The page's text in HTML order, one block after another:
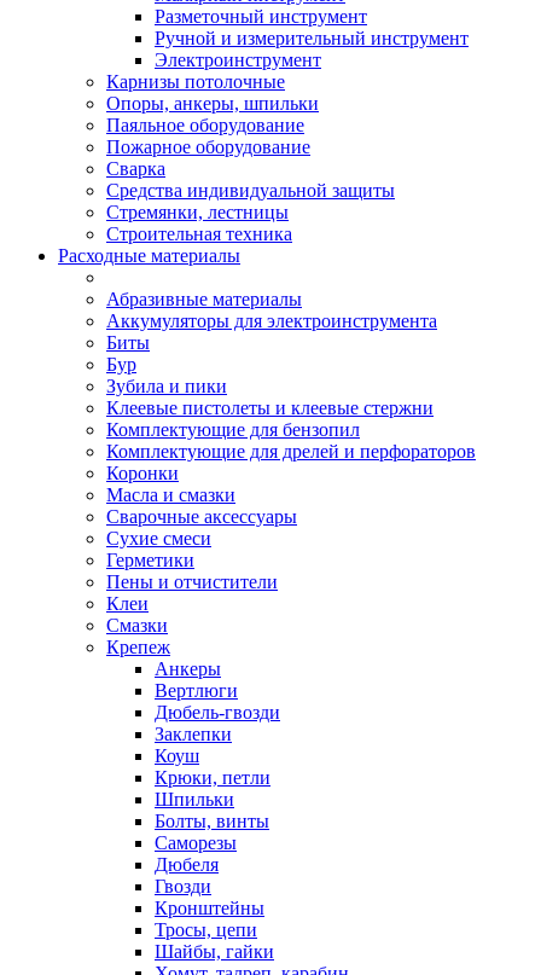
Разметочный инструмент
Ручной и измерительный инструмент
Электроинструмент
Карнизы потолочные
Опоры, анкеры, шпильки
Паяльное оборудование
Пожарное оборудование
Сварка
Средства индивидуальной защиты
Стремянки, лестницы
Строительная техника
Расходные материалы
Абразивные материалы
Аккумуляторы для электроинструмента
Биты
Бур
Зубила и пики
Клеевые пистолеты и клеевые стержни
Комплектующие для бензопил
Комплектующие для дрелей и перфораторов
Коронки
Масла и смазки
Сварочные аксессуары
Сухие смеси
Герметики
Пены и отчистители
Клеи
Смазки
Крепеж
Анкеры
Вертлюги
Дюбель-гвозди
Заклепки
Коуш
Крюки, петли
Шпильки
Болты, винты
Саморезы
Дюбеля
Гвозди
Кронштейны
Тросы, цепи
Шайбы, гайки